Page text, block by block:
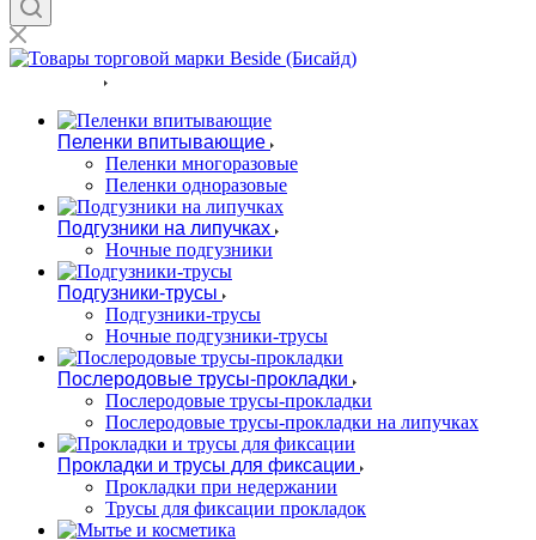
Пеленки впитывающие
Пеленки многоразовые
Пеленки одноразовые
Подгузники на липучках
Ночные подгузники
Подгузники-трусы
Подгузники-трусы
Ночные подгузники-трусы
Послеродовые трусы-прокладки
Послеродовые трусы-прокладки
Послеродовые трусы-прокладки на липучках
Прокладки и трусы для фиксации
Прокладки при недержании
Трусы для фиксации прокладок